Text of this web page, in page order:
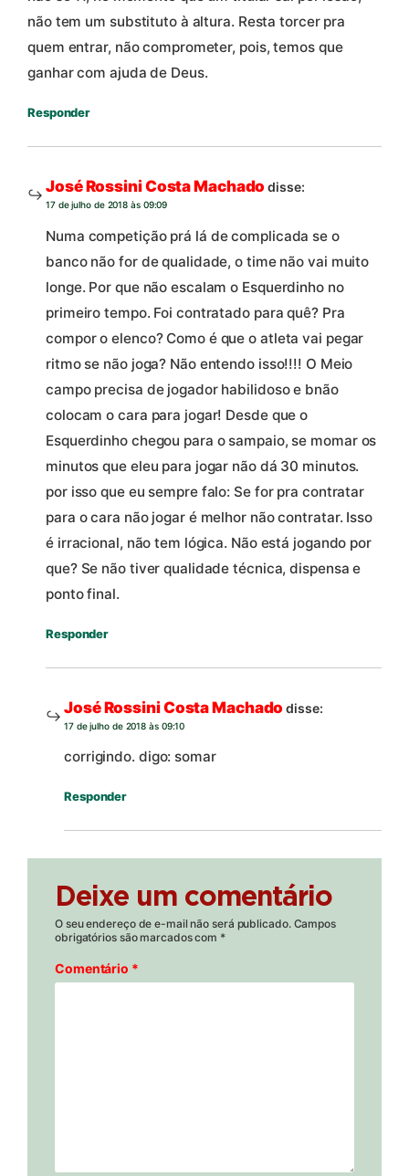
não tem um substituto à altura. Resta torcer pra
quem entrar, não comprometer, pois, temos que
ganhar com ajuda de Deus.
Responder
José Rossini Costa Machado disse:
17 de julho de 2018 às 09:09
Numa competição prá lá de complicada se o
banco não for de qualidade, o time não vai muito
longe. Por que não escalam o Esquerdinho no
primeiro tempo. Foi contratado para quê? Pra
compor o elenco? Como é que o atleta vai pegar
ritmo se não joga? Não entendo isso!!!! O Meio
campo precisa de jogador habilidoso e bnão
colocam o cara para jogar! Desde que o
Esquerdinho chegou para o sampaio, se momar os
minutos que eleu para jogar não dá 30 minutos.
por isso que eu sempre falo: Se for pra contratar
para o cara não jogar é melhor não contratar. Isso
é irracional, não tem lógica. Não está jogando por
que? Se não tiver qualidade técnica, dispensa e
ponto final.
Responder
José Rossini Costa Machado disse:
17 de julho de 2018 às 09:10
corrigindo. digo: somar
Responder
Deixe um comentário
O seu endereço de e-mail não será publicado. Campos
obrigatórios são marcados com *
Comentário *